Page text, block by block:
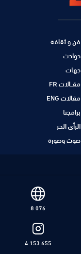
فن و ثقافة
حوادث
جهات
مقــالات FR
مقالات ENG
برامجنا
الرأي الحر
صوت وصورة
8 076
4 153 655